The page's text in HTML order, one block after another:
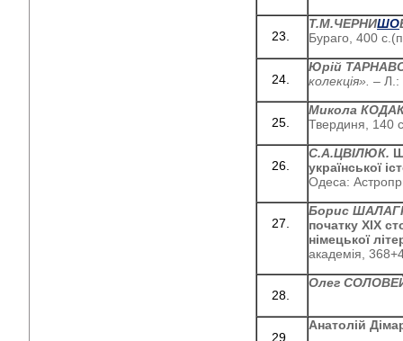
Т.М.ЧЕРНИШО
Бураго, 400
Юрій
колекція». – Л.:
Микола
Твердиня, 140
С.А.ЦВІЛЮК.
української
Одеса:
Борис
початку ХІХ
німецької
академія,
Олег
Анатолій